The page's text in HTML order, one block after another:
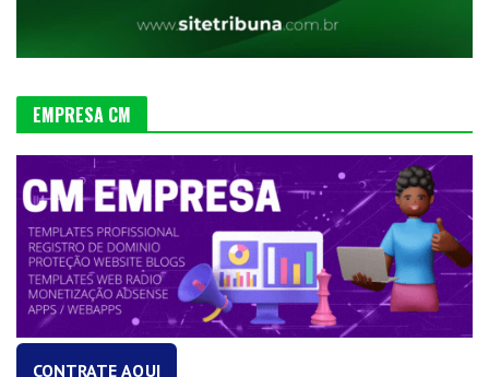
EMPRESA CM
CONTRATE AQUI